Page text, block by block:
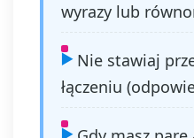
wyrazy lub
Nie stawiaj
łączeniu